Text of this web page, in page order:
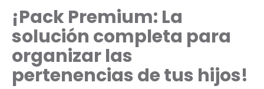
¡Pack Premium: La
solución completa para
organizar las
pertenencias de tus hijos!